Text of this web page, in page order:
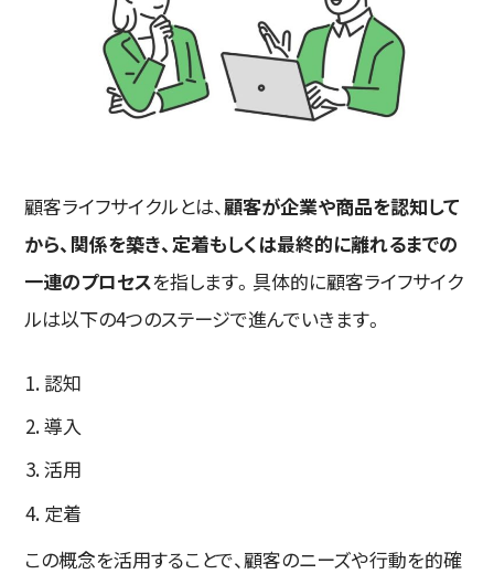
顧客ライフサイクルとは、顧客が企業や商品を認知して
から、関係を築き、定着もしくは最終的に離れるまでの
一連のプロセスを指します。具体的に顧客ライフサイク
ルは以下の4つのステージで進んでいきます。
認知
導入
活用
定着
この概念を活用することで、顧客のニーズや行動を的確